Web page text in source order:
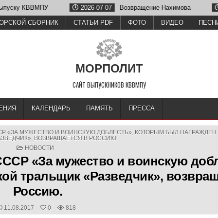
2026-07-07 Возвращение Нахимова 2026-06-26
СБОРНИК СТАТЬИ PDF ФОТО ВИДЕО
МОРПОЛИТ
САЙТ ВЫПУСКНИКОВ КВВМПУ
КАЛЕНДАРЬ ПАМЯТЬ ПРЕССА
«ЗА МУЖЕСТВО И ВОИНСКУЮ ДОБЛЕСТЬ», КОТОРЫМ БЫЛ НАГРАЖДЕН
ВОЗВРАЩАЕТСЯ В РОССИЮ.
POSTED
НОВОСТИ
«За мужество и воинскую
тральщик «Разведчик»,
Россию.
PUBLISHED
DATE:
11.08.2017 0 818